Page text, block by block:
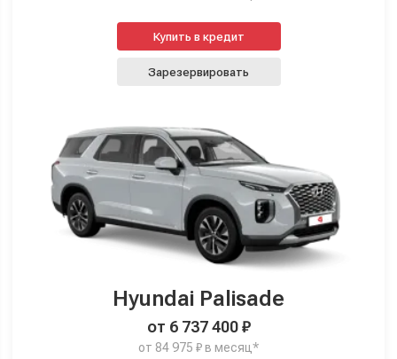
Купить в кредит
Зарезервировать
Hyundai Palisade
от 6 737 400 ₽
от 84 975 ₽ в месяц*